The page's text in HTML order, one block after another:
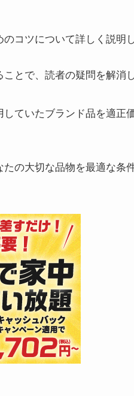
コツについて詳しく説明
とで、読者の疑問を解消し
ていたブランド品を適正
の大切な品物を最適な条